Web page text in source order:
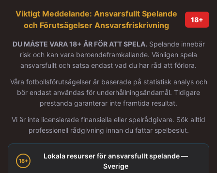
Viktigt Meddelande: Ansvarsfullt Spelande
och Förutsägelser Ansvarsfriskrivning
18+
DU MÅSTE VARA 18+ ÅR FÖR ATT SPELA. Spelande innebär
risk och kan vara beroendeframkallande. Vänligen spela
ansvarsfullt och satsa endast vad du har råd att förlora.
Våra fotbollsförutsägelser är baserade på statistisk analys och
bör endast användas för underhållningsändamål. Tidigare
prestanda garanterar inte framtida resultat.
Vi är inte licensierade finansiella eller spelrådgivare. Sök alltid
professionell rådgivning innan du fattar spelbeslut.
18+
Lokala resurser för ansvarsfullt spelande —
Sverige